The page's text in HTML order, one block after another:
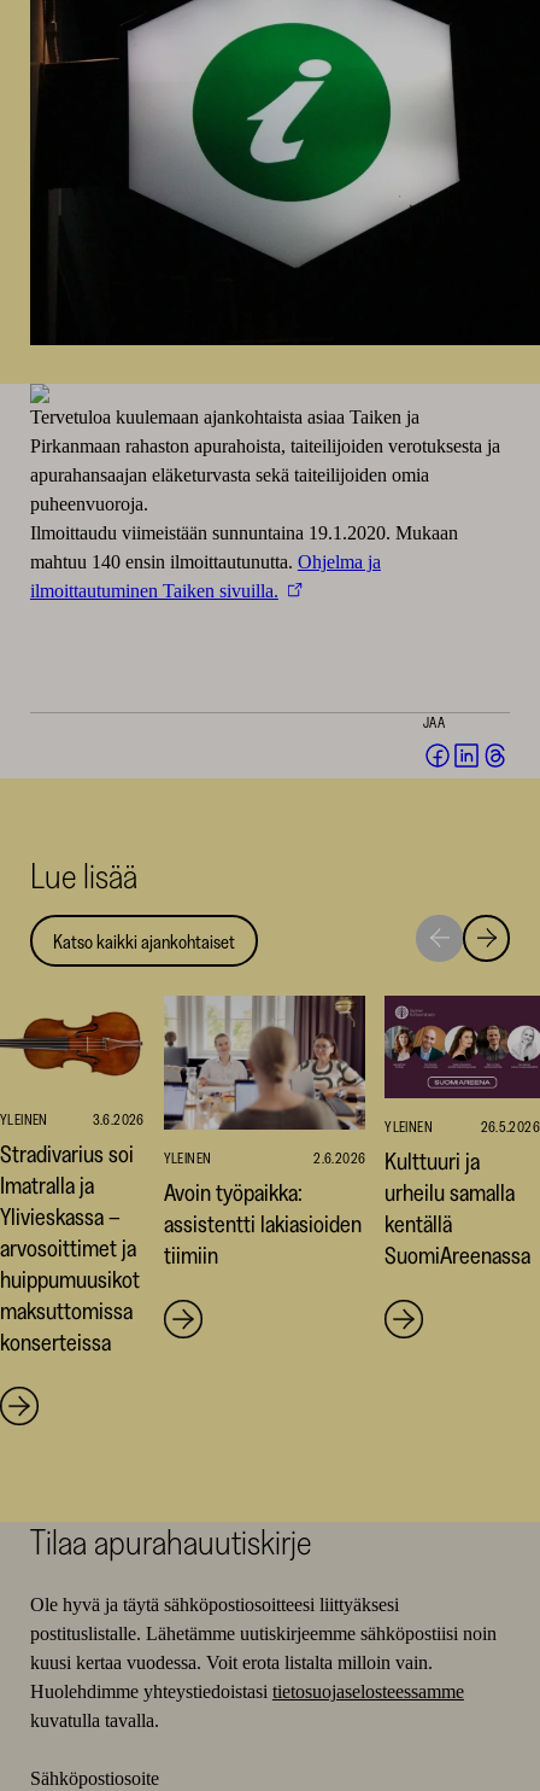
Tervetuloa kuulemaan ajankohtaista asiaa Taiken ja
Pirkanmaan rahaston apurahoista, taiteilijoiden verotuksesta ja
apurahansaajan eläketurvasta sekä taiteilijoiden omia
puheenvuoroja.
Ilmoittaudu viimeistään sunnuntaina 19.1.2020. Mukaan
mahtuu 140 ensin ilmoittautunutta. Ohjelma ja
ilmoittautuminen Taiken sivuilla.
JAA
Jaa Jaa
Lue lisää
Katso kaikki ajankohtaiset
Siirry
seuraavaan
Siirry
YLEINEN 3.6.2026
Stradivarius soi
Imatralla ja
Ylivieskassa –
arvosoittimet ja
huippumuusikot
maksuttomissa
konserteissa
YLEINEN 2.6.2026
Avoin työpaikka:
assistentti lakiasioiden
tiimiin
YLEINEN 26.5.2026
Kulttuuri ja
urheilu samalla
kentällä
SuomiAreenassa
Tilaa apurahauutiskirje
Ole hyvä ja täytä sähköpostiosoitteesi liittyäksesi
postituslistalle. Lähetämme uutiskirjeemme sähköpostiisi noin
kuusi kertaa vuodessa. Voit erota listalta milloin vain.
Huolehdimme yhteystiedoistasi tietosuojaselosteessamme
kuvatulla tavalla.
Sähköpostiosoite